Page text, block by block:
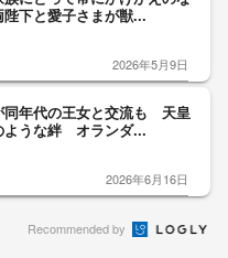
下と愛子さまが獣...
2026年5月9日
同年代の王女と交流も 天皇
ような絆 オランダ...
2026年6月16日
Recommended by